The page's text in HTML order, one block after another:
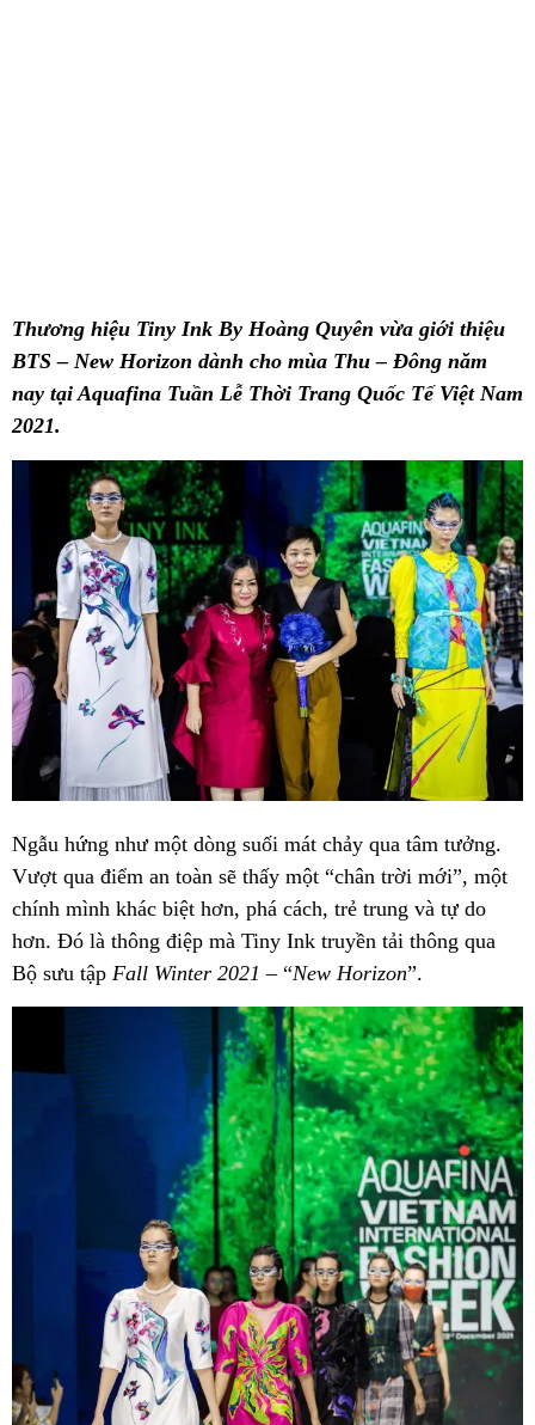
Thương hiệu Tiny Ink By Hoàng Quyên vừa giới thiệu
BTS – New Horizon dành cho mùa Thu – Đông năm
nay tại Aquafina Tuần Lễ Thời Trang Quốc Tế Việt Nam
2021.
Ngẫu hứng như một dòng suối mát chảy qua tâm tưởng.
Vượt qua điểm an toàn sẽ thấy một “chân trời mới”, một
chính mình khác biệt hơn, phá cách, trẻ trung và tự do
hơn. Đó là thông điệp mà Tiny Ink truyền tải thông qua
Bộ sưu tập Fall Winter 2021 – “New Horizon”.